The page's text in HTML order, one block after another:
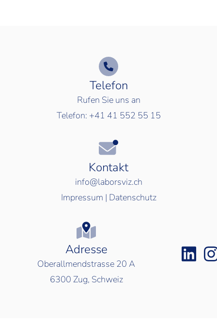
Telefon
Rufen Sie uns an
Telefon: +41 41 552 55 15
Kontakt
info@laborsviz.ch
Impressum | Datenschutz
Adresse
Oberallmendstrasse 20 A
6300 Zug, Schweiz